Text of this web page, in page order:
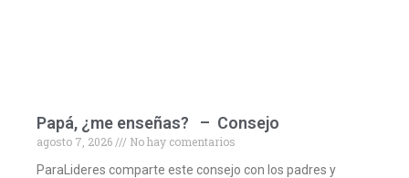
Papá, ¿me enseñas? – Consejo
agosto 7, 2026
No hay comentarios
ParaLideres comparte este consejo con los padres y